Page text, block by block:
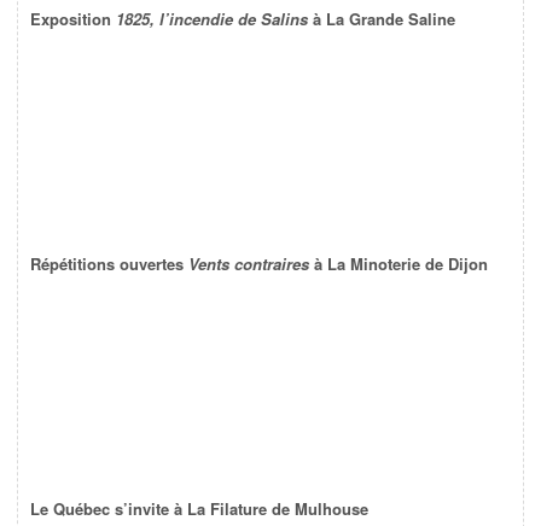
Exposition 1825, l’incendie de Salins à La Grande Saline
Répétitions ouvertes Vents contraires à La Minoterie de Dijon
Le Québec s’invite à La Filature de Mulhouse